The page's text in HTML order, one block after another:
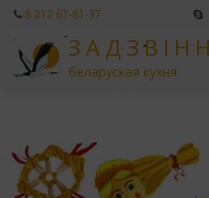
8 212 67-81-37
З А Д З В І Н
беларуская кухня